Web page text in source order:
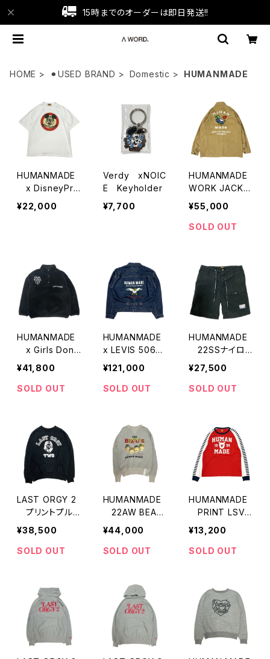
15時までのオーダーは即日発送!!
HOME ⚫︎USED BRAND Domestic HUMANMADE
HUMANMADE
x DisneyPrin
t T-Shirts
¥22,000
Verdy xNOIC
E Keyholder
¥7,700
HUMANMADE
WORK JACKE
T
¥55,000
SOLD OUT
HUMANMADE
x Girls Don’t
Cry フリースジ
ャケット
¥41,800
SOLD OUT
HUMANMADE
x LEVIS 506X
X DENIM TRU
CKER JACKET
¥121,000
SOLD OUT
HUMANMADE
22SSナイロン
ショーツ
¥27,500
SOLD OUT
LAST ORGY 2
プリントプルオ
ーバースウェット
¥38,500
SOLD OUT
HUMANMADE
22AW BEAT
LESプリントプル
オーバースウェ
ット
¥44,000
SOLD OUT
HUMANMADE
PRINT LSV
TEE
¥13,200
SOLD OUT